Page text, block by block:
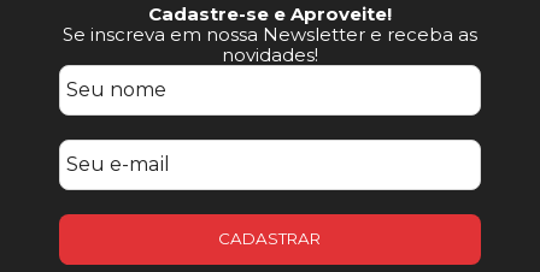
Cadastre-se e Aproveite!
Se inscreva em nossa Newsletter e receba as
novidades!
CADASTRAR